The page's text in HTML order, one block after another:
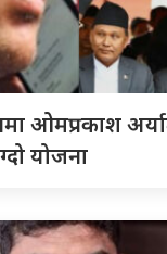
ओमप्रकाश
योजना